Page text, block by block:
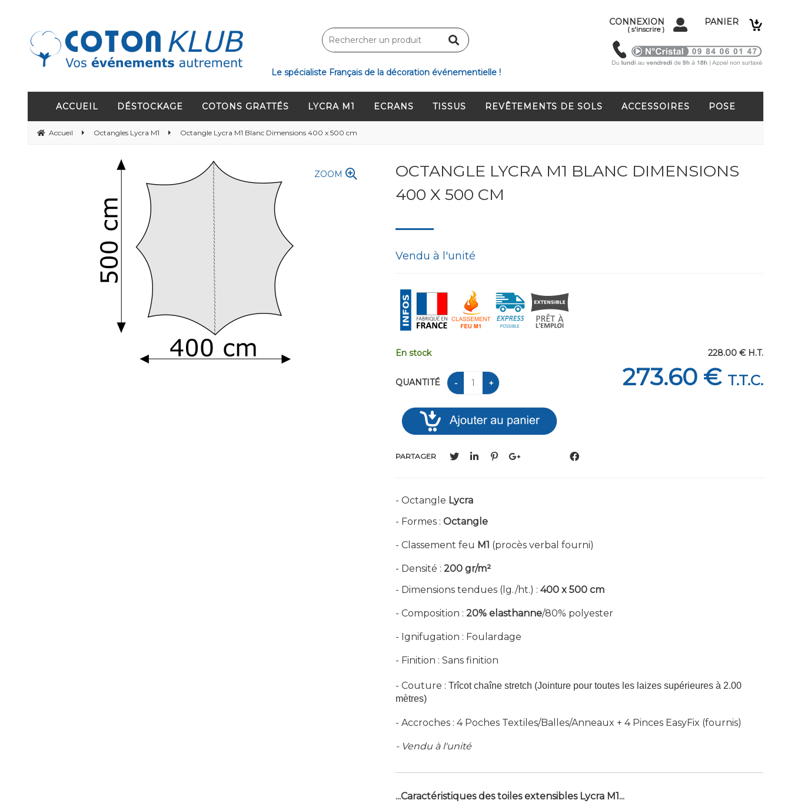
Le spécialiste Français de la décoration événementielle !
CONNEXION
( s'inscrire )
PANIER
ACCUEIL DÉSTOCKAGE COTONS GRATTÉS LYCRA M1 ECRANS TISSUS REVÊTEMENTS DE SOLS ACCESSOIRES POSE
Accueil Octangles Lycra M1 Octangle Lycra M1 Blanc Dimensions 400 x 500 cm
ZOOM
OCTANGLE LYCRA M1 BLANC DIMENSIONS
400 X 500 CM
Vendu à l'unité
228.00 € H.T.
273.60 € T.T.C.
En stock
QUANTITÉ
PARTAGER
- Octangle Lycra
- Formes : Octangle
- Classement feu M1 (procès verbal fourni)
- Densité : 200 gr/m²
- Dimensions tendues (lg./ht.) : 400 x 500 cm
- Composition : 20% elasthanne/80% polyester
- Ignifugation : Foulardage
- Finition : Sans finition
- Couture : Trîcot chaîne stretch (Jointure pour toutes les laizes supérieures à 2.00
mètres)
- Accroches : 4 Poches Textiles/Balles/Anneaux + 4 Pinces EasyFix (fournis)
- Vendu à l'unité
...Caractéristiques des toiles extensibles Lycra M1...